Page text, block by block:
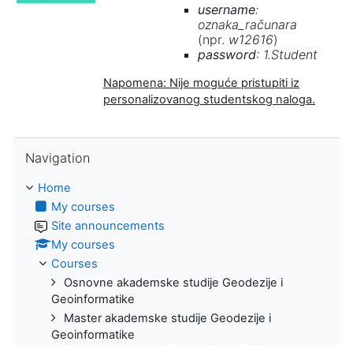
username:
oznaka_računara
(npr. w12616)
password: 1.Student
Napomena: Nije moguće pristupiti iz
personalizovanog studentskog naloga.
Navigation
Home
My courses
Site announcements
My courses
Courses
Osnovne akademske studije Geodezije i
Geoinformatike
Master akademske studije Geodezije i
Geoinformatike